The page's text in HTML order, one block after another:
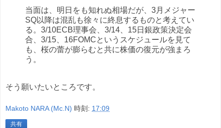
当面は、明日をも知れぬ相場だが、3月メジャー
SQ以降は混乱も徐々に終息するものと考えてい
る。3/10ECB理事会、3/14、15日銀政策決定会
合、3/15、16FOMCというスケジュールを見て
も、桜の蕾が膨らむと共に株価の復元が強まろ
う。
そう願いたいところです。
Makoto NARA (Mc.N) 時刻: 17:09
共有